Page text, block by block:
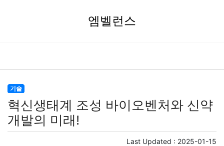
엠벨런스
기술
혁신생태계 조성 바이오벤처와 신약
개발의 미래!
Last Updated : 2025-01-15